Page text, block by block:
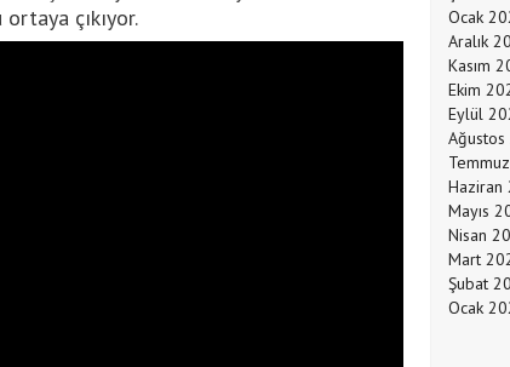
çıkıyor.
Ocak
Aralık
Kasım
Ekim
Eylül
Haziran
Mayıs
Nisan
Mart
Şubat
Ocak